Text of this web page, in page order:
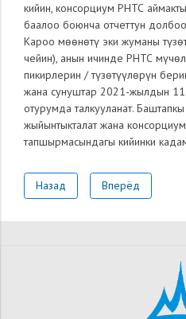
кийин, консорциум РНТС
баалоо боюнча отчеттун
Кароо мөөнөтү эки жуманы
чейин), анын ичинде РНТС
пикирлерин / түзөтүүлөрүн
жана сунуштар 2021-жылдын
отурумда талкууланат.
жыйынтыкталат жана консорциум
тапшырмасындагы кийинки
Назад Вперёд